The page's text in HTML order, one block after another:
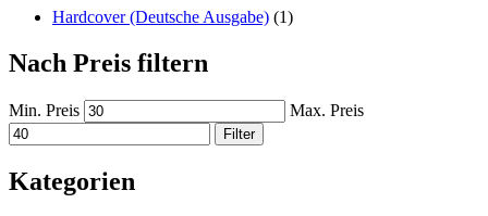
Hardcover (Deutsche Ausgabe) (1)
Nach Preis filtern
Min. Preis Max. Preis
Filter
Kategorien